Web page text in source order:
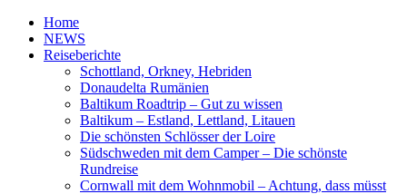
Home
NEWS
Reiseberichte
Schottland, Orkney, Hebriden
Donaudelta Rumänien
Baltikum Roadtrip – Gut zu wissen
Baltikum – Estland, Lettland, Litauen
Die schönsten Schlösser der Loire
Südschweden mit dem Camper – Die schönste
Rundreise
Cornwall mit dem Wohnmobil – Achtung, dass müsst